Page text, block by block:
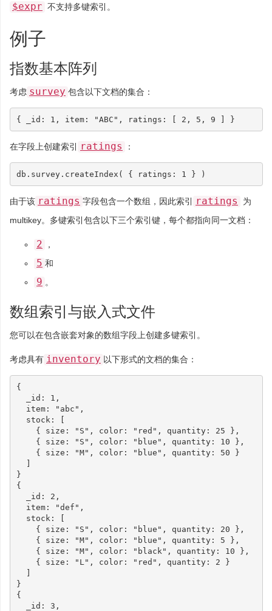
$expr 不支持多键索引。
例子
指数基本阵列
考虑 survey 包含以下文档的集合：
{ _id : 1 , item: "ABC" , ratings : [ 2 , 5 , 9 ] }
在字段上创建索引 ratings ：
db . survey. createIndex ( { ratings : 1 } )
由于该 ratings 字段包含一个数组，因此索引 ratings
为
multikey。多键索引包含以下三个索引键，每个都指向同一文档：
2 ，
5 和
9 。
数组索引与嵌入式文件
您可以在包含嵌套对象的数组字段上创建多键索引。
考虑具有 inventory 以下形式的文档的集合：
{
_id : 1 ,
item: "abc" ,
stock :
[
{
size : "S" , color: "red" , quantity: 25
},
{
size : "S" , color: "blue" , quantity: 10
},
{
size : "M" , color: "blue" , quantity: 50
}
]
}
{
_id : 2 ,
item: "def" ,
stock :
[
{
size : "S" , color: "blue" , quantity: 20
},
{
size : "M" , color: "blue" , quantity: 5
},
{
size : "M" , color: "black" , quantity: 10
},
{
size : "L" , color: "red" , quantity: 2
}
]
}
{
_id : 3 ,